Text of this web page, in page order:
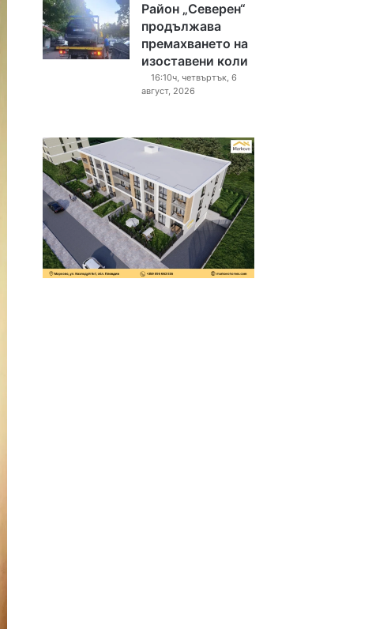
Район „Северен“
продължава
премахването на
изоставени коли
16:10ч, четвъртък, 6
август, 2026